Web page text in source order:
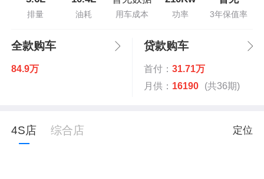
排量 油耗 用车成本 功率 3年保值率
全款购车
84.9万
贷款购车
首付： 31.71万
月供： 16190 (共36期)
4S店 综合店 定位